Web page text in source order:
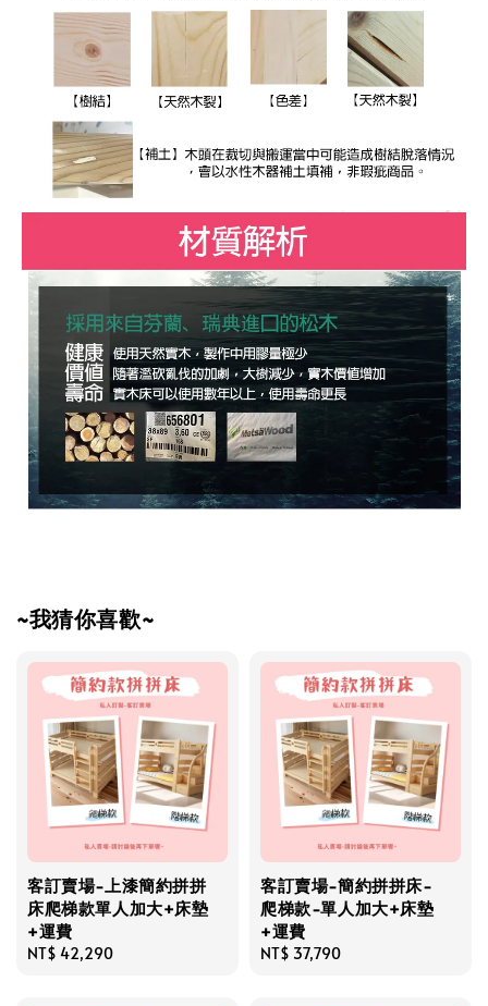
~我猜你喜歡~
客訂賣場-上漆簡約拼拼
床爬梯款單人加大+床墊
+運費
Regular
NT$ 42,290
客訂賣場-簡約拼拼床-
爬梯款-單人加大+床墊
+運費
Regular
NT$ 37,790